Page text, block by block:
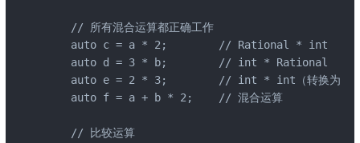
    // 所有混合运算都正确工作
    auto c = a * 2;        // Rational * int
    auto d = 3 * b;        // int * Rational
auto e = 2 * 3;        // int * int（转换为
    auto f = a + b * 2;    // 混合运算
    // 比较运算